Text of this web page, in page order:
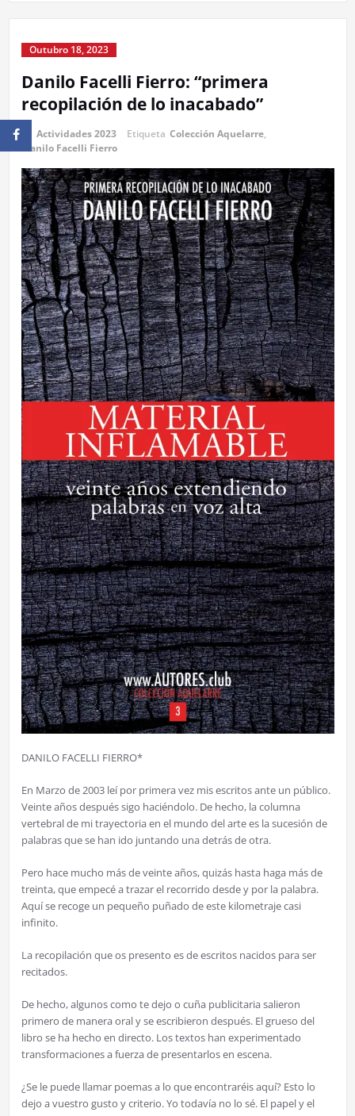
Outubro 18, 2023
Danilo Facelli Fierro: “primera
recopilación de lo inacabado”
Actividades 2023 Etiqueta Colección Aquelarre,
Danilo Facelli Fierro
DANILO FACELLI FIERRO*
En Marzo de 2003 leí por primera vez mis escritos ante un público.
Veinte años después sigo haciéndolo. De hecho, la columna
vertebral de mi trayectoria en el mundo del arte es la sucesión de
palabras que se han ido juntando una detrás de otra.
Pero hace mucho más de veinte años, quizás hasta haga más de
treinta, que empecé a trazar el recorrido desde y por la palabra.
Aquí se recoge un pequeño puñado de este kilometraje casi
infinito.
La recopilación que os presento es de escritos nacidos para ser
recitados.
De hecho, algunos como te dejo o cuña publicitaria salieron
primero de manera oral y se escribieron después. El grueso del
libro se ha hecho en directo. Los textos han experimentado
transformaciones a fuerza de presentarlos en escena.
¿Se le puede llamar poemas a lo que encontraréis aquí? Esto lo
dejo a vuestro gusto y criterio. Yo todavía no lo sé. El papel y el